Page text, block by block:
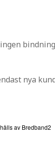
nya
av Bredband2